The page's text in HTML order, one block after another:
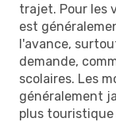
trajet. Pour les
est
l'avance,
demande,
scolaires. Les
généralement
plus